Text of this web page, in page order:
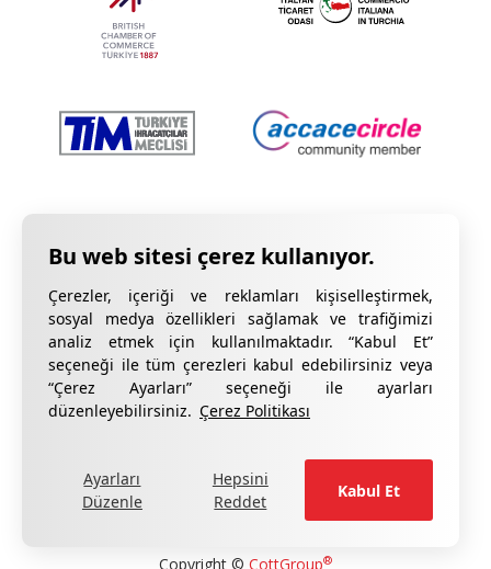
Çerezler, içeriği ve reklamları kişiselleştirmek,
sosyal medya özellikleri sağlamak ve trafiğimizi
analiz etmek için kullanılmaktadır. “Kabul Et”
seçeneği ile tüm çerezleri kabul edebilirsiniz veya
“Çerez Ayarları” seçeneği ile ayarları
düzenleyebilirsiniz. Çerez Politikası
Ayarları
Düzenle
Hepsini
Reddet
Kabul Et
Gizlilik Bildirimi
KVKK Hakkında Bilgilendirme
Kalite Sertifikalarımız
formu doldurun.
Copyright © CottGroup®